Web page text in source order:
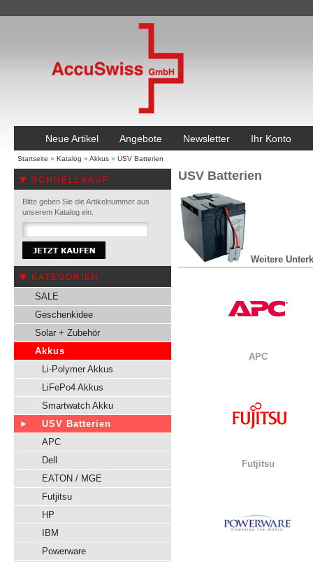
Neue Artikel Angebote Newsletter Ihr Konto
Startseite » Katalog » Akkus » USV Batterien
SCHNELLKAUF
Bitte geben Sie die Artikelnummer aus
unserem Katalog ein.
KATEGORIEN
SALE
Geschenkidee
Solar + Zubehör
Akkus
Li-Polymer Akkus
LiFePo4 Akkus
Smartwatch Akku
USV Batterien
APC
Dell
EATON / MGE
Futjitsu
HP
IBM
Powerware
USV Batterien
Weitere
APC
Futjitsu